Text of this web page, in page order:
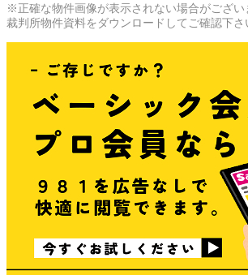
※正確な物件画像が表示されない場合がござい
裁判所物件資料をダウンロードしてご確認下さ